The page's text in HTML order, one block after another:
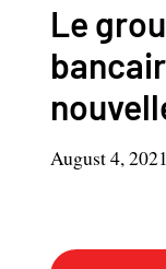
Le
August 4, 2021